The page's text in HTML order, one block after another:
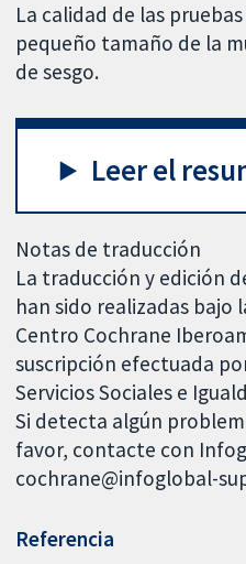
La calidad de las
pequeño tamaño de la
de sesgo.
Leer el
Notas de traducción
La traducción y edición
han sido realizadas bajo
Centro Cochrane
suscripción efectuada
Servicios Sociales e
Si detecta algún
favor, contacte con
cochrane@infoglobal-
Referencia